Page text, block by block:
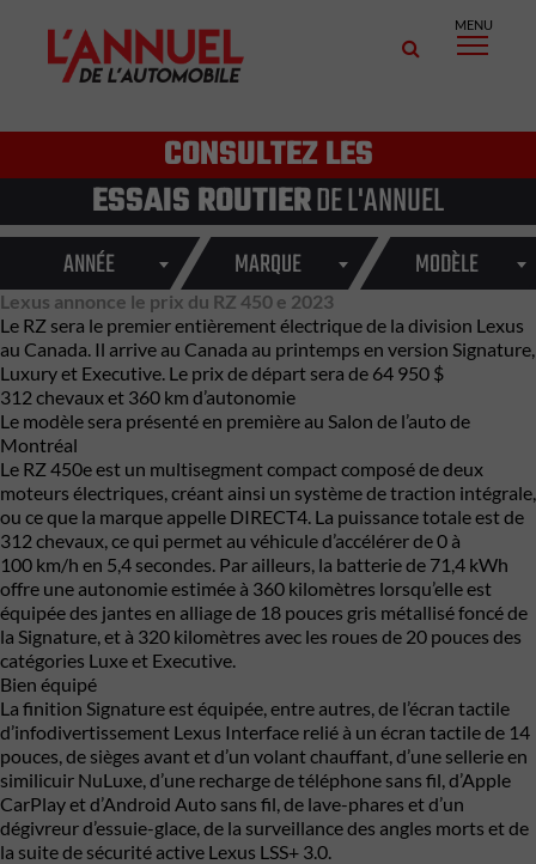
MENU
CONSULTEZ LES
ESSAIS ROUTIERDE L'ANNUEL
ANNÉE MARQUE MODÈLE
Lexus annonce le prix du RZ 450 e 2023
Le RZ sera le premier entièrement électrique de la division Lexus
au Canada. Il arrive au Canada au printemps en version Signature,
Luxury et Executive. Le prix de départ sera de 64 950 $
312 chevaux et 360 km d’autonomie
Le modèle sera présenté en première au Salon de l’auto de
Montréal
Le RZ 450e est un multisegment compact composé de deux
moteurs électriques, créant ainsi un système de traction intégrale,
ou ce que la marque appelle DIRECT4. La puissance totale est de
312 chevaux, ce qui permet au véhicule d’accélérer de 0 à
100 km/h en 5,4 secondes. Par ailleurs, la batterie de 71,4 kWh
offre une autonomie estimée à 360 kilomètres lorsqu’elle est
équipée des jantes en alliage de 18 pouces gris métallisé foncé de
la Signature, et à 320 kilomètres avec les roues de 20 pouces des
catégories Luxe et Executive.
Bien équipé
La finition Signature est équipée, entre autres, de l’écran tactile
d’infodivertissement Lexus Interface relié à un écran tactile de 14
pouces, de sièges avant et d’un volant chauffant, d’une sellerie en
similicuir NuLuxe, d’une recharge de téléphone sans fil, d’Apple
CarPlay et d’Android Auto sans fil, de lave-phares et d’un
dégivreur d’essuie-glace, de la surveillance des angles morts et de
la suite de sécurité active Lexus LSS+ 3.0.